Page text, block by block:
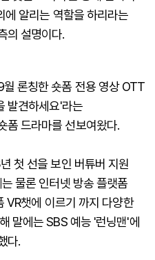
에 알리는 역할을 하리라는
의 설명이다.
론칭한 숏폼 전용 영상 OTT
발견하세요'라는
폼 드라마를 선보여왔다.
첫 선을 보인 버튜버 지원
물론 인터넷 방송 플랫폼
VR챗에 이르기 까지 다양한
말에는 SBS 예능 '런닝맨'에
다.